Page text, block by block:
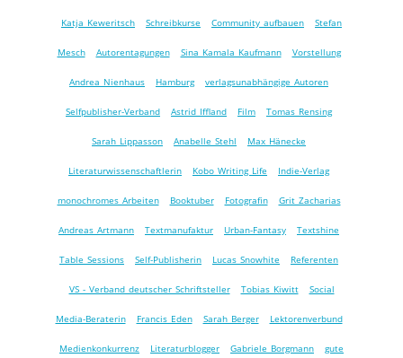
Katja Keweritsch Schreibkurse Community aufbauen Stefan
Mesch Autorentagungen Sina Kamala Kaufmann Vorstellung
Andrea Nienhaus Hamburg verlagsunabhängige Autoren
Selfpublisher-Verband Astrid Iffland Film Tomas Rensing
Sarah Lippasson Anabelle Stehl Max Hänecke
Literaturwissenschaftlerin Kobo Writing Life Indie-Verlag
monochromes Arbeiten Booktuber Fotografin Grit Zacharias
Andreas Artmann Textmanufaktur Urban-Fantasy Textshine
Table Sessions Self-Publisherin Lucas Snowhite Referenten
VS - Verband deutscher Schriftsteller Tobias Kiwitt Social
Media-Beraterin Francis Eden Sarah Berger Lektorenverbund
Medienkonkurrenz Literaturblogger Gabriele Borgmann gute